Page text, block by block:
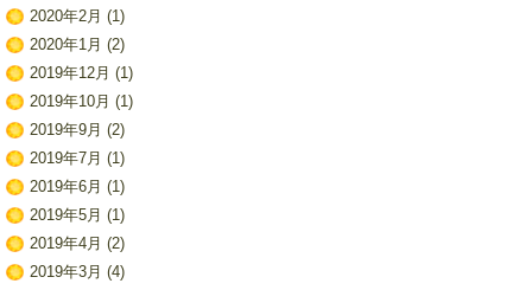
2020年2月 (1)
2020年1月 (2)
2019年12月 (1)
2019年10月 (1)
2019年9月 (2)
2019年7月 (1)
2019年6月 (1)
2019年5月 (1)
2019年4月 (2)
2019年3月 (4)